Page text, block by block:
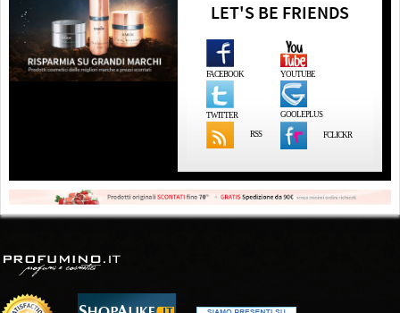
LET'S BE FRIENDS
FACEBOOK YOUTUBE
TWITTER GOOLEPLUS
RSS FCLICKR